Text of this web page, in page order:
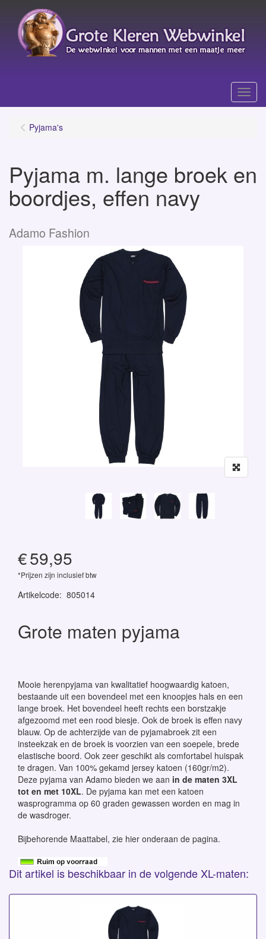
Menu
Pyjama's
Pyjama m. lange broek en
boordjes, effen navy
Adamo Fashion
€59,95
*Prijzen zijn inclusief btw
Artikelcode: 805014
Grote maten pyjama
Mooie herenpyjama van kwalitatief hoogwaardig katoen,
bestaande uit een bovendeel met een knoopjes hals en een
lange broek. Het bovendeel heeft rechts een borstzakje
afgezoomd met een rood biesje. Ook de broek is effen navy
blauw. Op de achterzijde van de pyjamabroek zit een
insteekzak en de broek is voorzien van een soepele, brede
elastische boord. Ook zeer geschikt als comfortabel huispak
te dragen. Van 100% gekamd jersey katoen (160gr/m2).
Deze pyjama van Adamo bieden we aan in de maten 3XL
tot en met 10XL. De pyjama kan met een katoen
wasprogramma op 60 graden gewassen worden en mag in
de wasdroger.
Bijbehorende Maattabel, zie hier onderaan de pagina.
Dit artikel is beschikbaar in de volgende XL-maten: